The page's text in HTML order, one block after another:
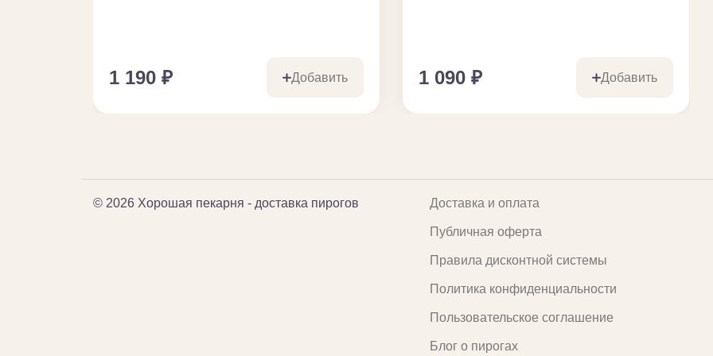
1 190 ₽ Добавить 1 090 ₽ Добавить
© 2026 Хорошая пекарня - доставка пирогов Доставка и оплата
Публичная оферта
Правила дисконтной системы
Политика конфиденциальности
Пользовательское соглашение
Блог о пирогах